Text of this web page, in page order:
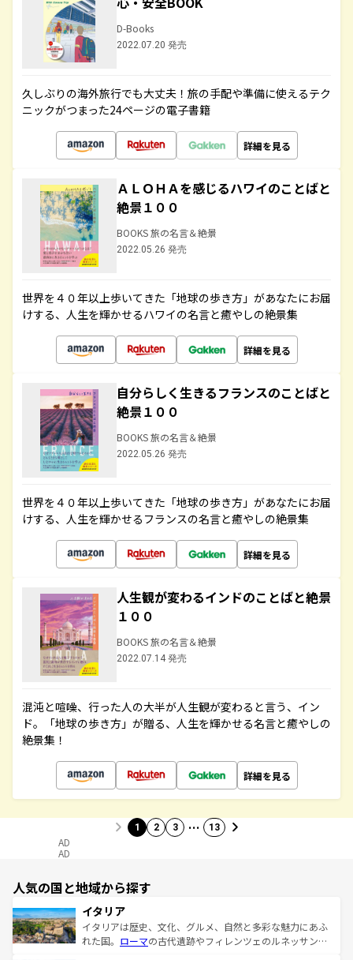
D-Books
2022.07.20 発売
久しぶりの海外旅行でも大丈夫！旅の手配や準備に使えるテク
ニックがつまった24ページの電子書籍
詳細を見る
ＡＬＯＨＡを感じるハワイのことばと
絶景１００
BOOKS 旅の名言＆絶景
2022.05.26 発売
世界を４０年以上歩いてきた「地球の歩き方」があなたにお届
けする、人生を輝かせるハワイの名言と癒やしの絶景集
詳細を見る
自分らしく生きるフランスのことばと
絶景１００
BOOKS 旅の名言＆絶景
2022.05.26 発売
世界を４０年以上歩いてきた「地球の歩き方」があなたにお届
けする、人生を輝かせるフランスの名言と癒やしの絶景集
詳細を見る
人生観が変わるインドのことばと絶景
１００
BOOKS 旅の名言＆絶景
2022.07.14 発売
混沌と喧噪、行った人の大半が人生観が変わると言う、イン
ド。「地球の歩き方」が贈る、人生を輝かせる名言と癒やしの
絶景集！
詳細を見る
1 2 3 … 13
AD
AD
人気の国と地域から探す
イタリア
イタリアは歴史、文化、グルメ、自然と多彩な魅力にあふ
れた国。 ローマの古代遺跡やフィレンツェのルネッサンス